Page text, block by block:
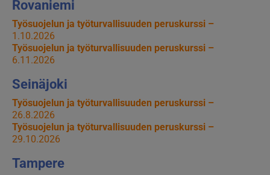
Rovaniemi
Työsuojelun ja työturvallisuuden peruskurssi –
1.10.2026
Työsuojelun ja työturvallisuuden peruskurssi –
6.11.2026
Seinäjoki
Työsuojelun ja työturvallisuuden peruskurssi –
26.8.2026
Työsuojelun ja työturvallisuuden peruskurssi –
29.10.2026
Tampere